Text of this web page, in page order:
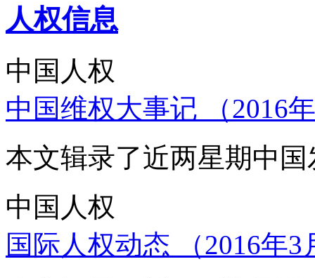
人权信息
中国人权
中国维权大事记 （2016
本文辑录了近两星期中
中国人权
国际人权动态 （2016年